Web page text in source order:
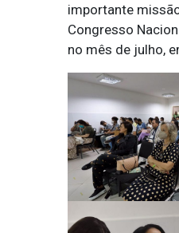
importante
Congresso
no mês de julho,